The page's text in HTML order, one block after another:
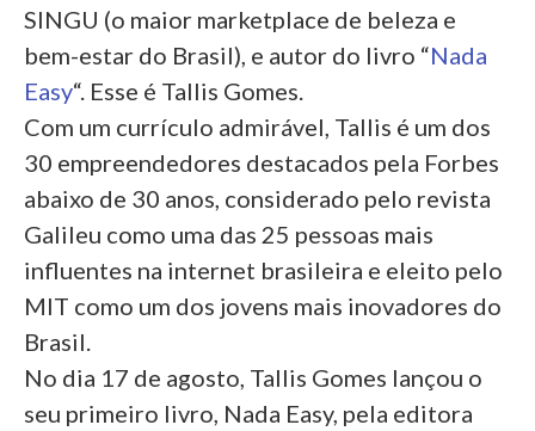
SINGU (o maior marketplace de beleza e
bem-estar do Brasil), e autor do livro “Nada
Easy“. Esse é Tallis Gomes.
Com um currículo admirável, Tallis é um dos
30 empreendedores destacados pela Forbes
abaixo de 30 anos, considerado pelo revista
Galileu como uma das 25 pessoas mais
influentes na internet brasileira e eleito pelo
MIT como um dos jovens mais inovadores do
Brasil.
No dia 17 de agosto, Tallis Gomes lançou o
seu primeiro livro, Nada Easy, pela editora